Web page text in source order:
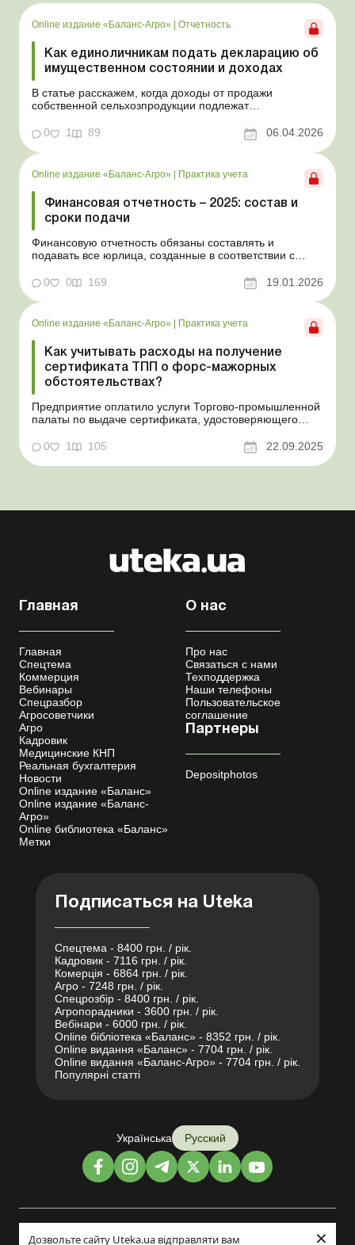
Дозвольте сайту Uteka.ua відправляти вам ×
Online издание «Баланс-Агро» Отчетность
Как единоличникам подать декларацию об
имущественном состоянии и доходах
В статье расскажем, когда доходы от продажи
собственной сельхозпродукции подлежат
подать декларацию и как определить и
задекларировать налогооблагаемый доход. Баланс-
Агро № 14 от 7 апреля 2026 года На практике
физлица, которые самостоятельно обрабат...
0 1 89 06.04.2026
Online издание «Баланс-Агро» | Практика учета
Финансовая отчетность – 2025: состав и
сроки подачи
Финансовую отчетность обязаны составлять и
подавать все юрлица, созданные в соответствии с
представительства юрлиц, созданных согласно
законодательству иностранного государства. В статье
расскажем, в какие сроки и по каким формам нужно
подавать финотчет...
0 0 169 19.01.2026
Online издание «Баланс-Агро» | Практика учета
Как учитывать расходы на получение
сертификата ТПП о форс-мажорных
обстоятельствах?
Предприятие оплатило услуги Торгово-промышленной
палаты по выдаче сертификата, удостоверяющего
расходы и на какой бухгалтерский счет отнести сумму
такой оплаты? Баланс-Агро № 38 от 23 сентября 2025
года Практическая ситуация Предприятие оплатило у...
0 1 105 22.09.2025
Главная
Главная
Спецтема
Коммерция
Вебинары
Спецразбор
Агросоветчики
Агро
Кадровик
Медицинские КНП
Реальная бухгалтерия
Новости
Online издание «Баланс»
Online издание «Баланс-
Агро»
Online библиотека «Баланс»
Метки
О нас
Про нас
Связаться с нами
Техподдержка
Наши телефоны
Пользовательское
соглашение
Партнеры
Depositphotos
Подписаться на Uteka
Спецтема - 8400 грн. / рік.
Кадровик - 7116 грн. / рік.
Комерція - 6864 грн. / рік.
Агро - 7248 грн. / рік.
Спецрозбір - 8400 грн. / рік.
Агропорадники - 3600 грн. / рік.
Вебінари - 6000 грн. / рік.
Online бібліотека «Баланс» - 8352 грн. / рік.
Online видання «Баланс» - 7704 грн. / рік.
Online видання «Баланс-Агро» - 7704 грн. / рік.
Популярні статті
Українська Русский
Дизайн и разработка: